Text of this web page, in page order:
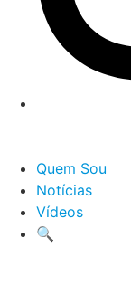
Quem Sou
Notícias
Vídeos
🔍